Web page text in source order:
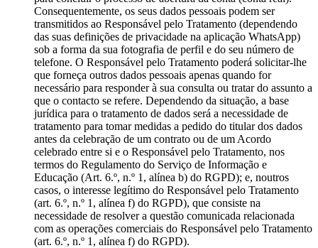
Consequentemente, os seus dados pessoais podem ser
transmitidos ao Responsável pelo Tratamento (dependendo
das suas definições de privacidade na aplicação WhatsApp)
sob a forma da sua fotografia de perfil e do seu número de
telefone. O Responsável pelo Tratamento poderá solicitar-lhe
que forneça outros dados pessoais apenas quando for
necessário para responder à sua consulta ou tratar do assunto a
que o contacto se refere. Dependendo da situação, a base
jurídica para o tratamento de dados será a necessidade de
tratamento para tomar medidas a pedido do titular dos dados
antes da celebração de um contrato ou de um Acordo
celebrado entre si e o Responsável pelo Tratamento, nos
termos do Regulamento do Serviço de Informação e
Educação (Art. 6.º, n.º 1, alínea b) do RGPD); e, noutros
casos, o interesse legítimo do Responsável pelo Tratamento
(art. 6.º, n.º 1, alínea f) do RGPD), que consiste na
necessidade de resolver a questão comunicada relacionada
com as operações comerciais do Responsável pelo Tratamento
(art. 6.º, n.º 1, alínea f) do RGPD).